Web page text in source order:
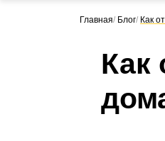
Главная/ Блог/ Как
Как